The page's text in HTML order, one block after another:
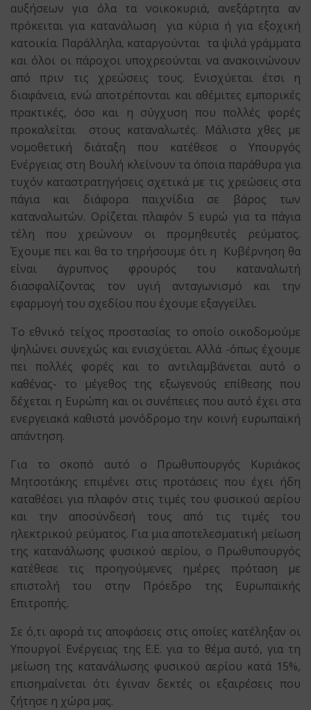
αυξήσεων για όλα τα νοικοκυριά, ανεξάρτητα αν
πρόκειται για κατανάλωση για κύρια ή για εξοχική
κατοικία. Παράλληλα, καταργούνται τα ψιλά γράμματα
και όλοι οι πάροχοι υποχρεούνται να ανακοινώνουν
από πριν τις χρεώσεις τους. Ενισχύεται έτσι η
διαφάνεια, ενώ αποτρέπονται και αθέμιτες εμπορικές
πρακτικές, όσο και η σύγχυση που πολλές φορές
προκαλείται στους καταναλωτές. Μάλιστα χθες με
νομοθετική διάταξη που κατέθεσε ο Υπουργός
Ενέργειας στη Βουλή κλείνουν τα όποια παράθυρα για
τυχόν καταστρατηγήσεις σχετικά με τις χρεώσεις στα
πάγια και διάφορα παιχνίδια σε βάρος των
καταναλωτών. Ορίζεται πλαφόν 5 ευρώ για τα πάγια
τέλη που χρεώνουν οι προμηθευτές ρεύματος.
Έχουμε πει και θα το τηρήσουμε ότι η Κυβέρνηση θα
είναι άγρυπνος φρουρός του καταναλωτή
διασφαλίζοντας τον υγιή ανταγωνισμό και την
εφαρμογή του σχεδίου που έχουμε εξαγγείλει.
Το εθνικό τείχος προστασίας το οποίο οικοδομούμε
ψηλώνει συνεχώς και ενισχύεται. Αλλά -όπως έχουμε
πει πολλές φορές και το αντιλαμβάνεται αυτό ο
καθένας- το μέγεθος της εξωγενούς επίθεσης που
δέχεται η Ευρώπη και οι συνέπειες που αυτό έχει στα
ενεργειακά καθιστά μονόδρομο την κοινή ευρωπαϊκή
απάντηση.
Για το σκοπό αυτό ο Πρωθυπουργός Κυριάκος
Μητσοτάκης επιμένει στις προτάσεις που έχει ήδη
καταθέσει για πλαφόν στις τιμές του φυσικού αερίου
και την αποσύνδεσή τους από τις τιμές του
ηλεκτρικού ρεύματος. Για μια αποτελεσματική μείωση
της κατανάλωσης φυσικού αερίου, ο Πρωθυπουργός
κατέθεσε τις προηγούμενες ημέρες πρόταση με
επιστολή του στην Πρόεδρο της Ευρωπαϊκής
Επιτροπής.
Σε ό,τι αφορά τις αποφάσεις στις οποίες κατέληξαν οι
Υπουργοί Ενέργειας της Ε.Ε. για το θέμα αυτό, για τη
μείωση της κατανάλωσης φυσικού αερίου κατά 15%,
επισημαίνεται ότι έγιναν δεκτές οι εξαιρέσεις που
ζήτησε η χώρα μας.